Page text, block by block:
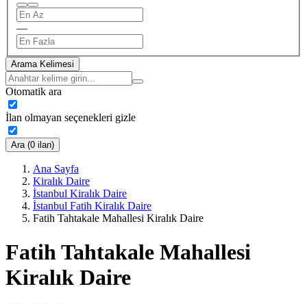
—
Arama Kelimesi
Otomatik ara
İlan olmayan seçenekleri gizle
Ara (0 ilan)
Ana Sayfa
Kiralık Daire
İstanbul Kiralık Daire
İstanbul Fatih Kiralık Daire
Fatih Tahtakale Mahallesi Kiralık Daire
Fatih Tahtakale Mahallesi
Kiralık Daire